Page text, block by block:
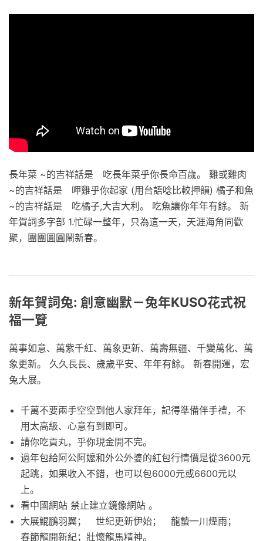
長年菜 ~的吉祥話是 吃長年菜乎你長命百歲。 雞或雞肉
~的吉祥話是 呷雞乎你起家 (用台語唸比較押韻) 橘子和魚
~的吉祥話是 吃橘子,大吉大利。 吃魚讓你年年有餘。 新
年賀詞多字部 1.忙碌一整年，只為這一天，天涯海角同歡
聚，團團圓圓鬧新春。
新年賀詞兔: 創意幽默－兔年KUSO花式祝
福一覽
萬事如意、萬紫千紅、萬象更新、萬壽無疆、千變萬化、萬
象更新。 久久長長、歲歲平安、年年有餘。 新春開運，宏
兔大展。
千萬不要兩手空空到他人家拜年，記得準備伴手禮，不
用太高級、心意有到即可。
請你吃貢丸，乎你現金開不完。
過年包給阿公阿嬤和外公外婆的紅包行情價是從3600元
起跳，如果收入不錯，也可以包6000元或6600元以
上。
看中國網站 禁止建立鏡像網站 。
大展鯤鵬羽翼； 世紀更新伊始； 龍蟄一川煙雨；
春節龍開新紀；壯懷龍馬精神。